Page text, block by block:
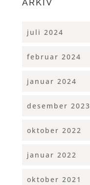
ARKIV
juli 2024
februar 2024
januar 2024
desember 2023
oktober 2022
januar 2022
oktober 2021